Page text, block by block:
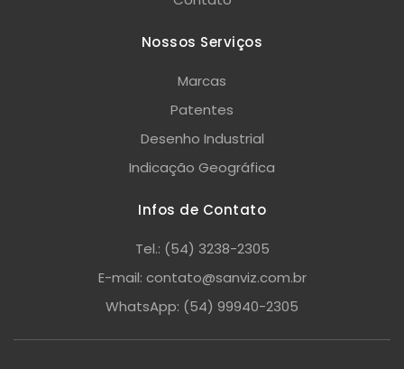
Nossos Serviços
Marcas
Patentes
Desenho Industrial
Indicação Geográfica
Infos de Contato
Tel.: (54) 3238-2305
E-mail: contato@sanviz.com.br
WhatsApp: (54) 99940-2305